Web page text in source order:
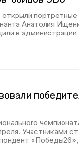
портретные
Анатолия
в администрации
Участниками
«Победы26»,